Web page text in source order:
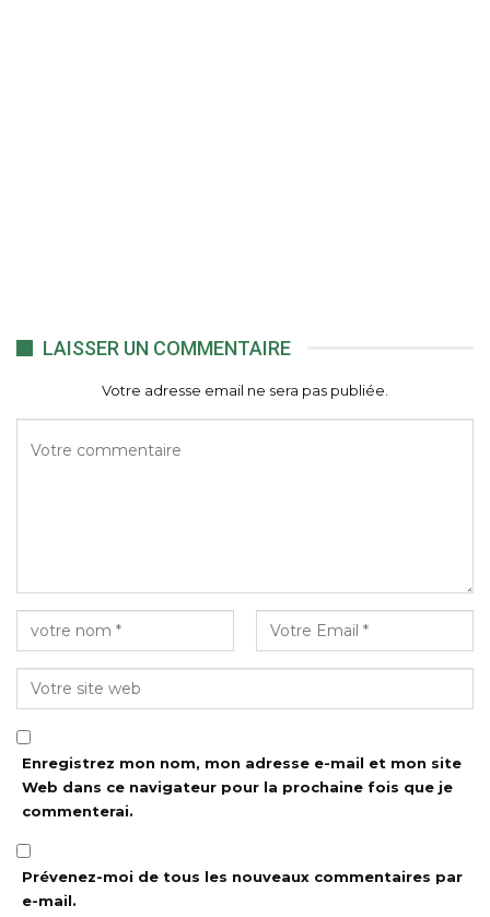
LAISSER UN COMMENTAIRE
Votre adresse email ne sera pas publiée.
Enregistrez mon nom, mon adresse e-mail et mon site
Web dans ce navigateur pour la prochaine fois que je
commenterai.
Prévenez-moi de tous les nouveaux commentaires par
e-mail.